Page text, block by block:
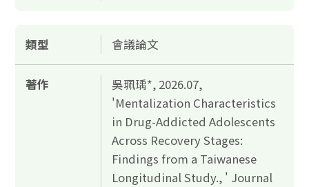
類型 會議論文
著作
吳珮瑀*, 2026.07,
'Mentalization Characteristics
in Drug-Addicted Adolescents
Across Recovery Stages:
Findings from a Taiwanese
Longitudinal Study., ' Journal